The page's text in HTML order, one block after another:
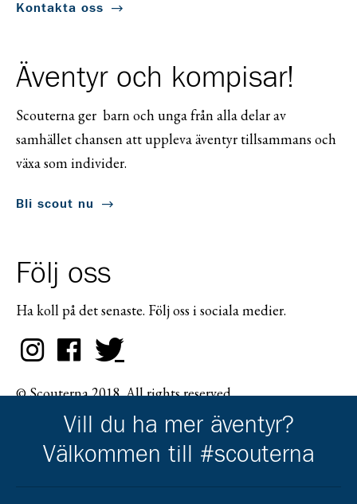
Kontakta oss
Äventyr och kompisar!
Scouterna ger barn och unga från alla delar av
samhället chansen att uppleva äventyr tillsammans och
växa som individer.
Bli scout nu
Följ oss
Ha koll på det senaste. Följ oss i sociala medier.
© Scouterna 2018. All rights reserved.
Vill du ha mer äventyr?
Välkommen till #scouterna